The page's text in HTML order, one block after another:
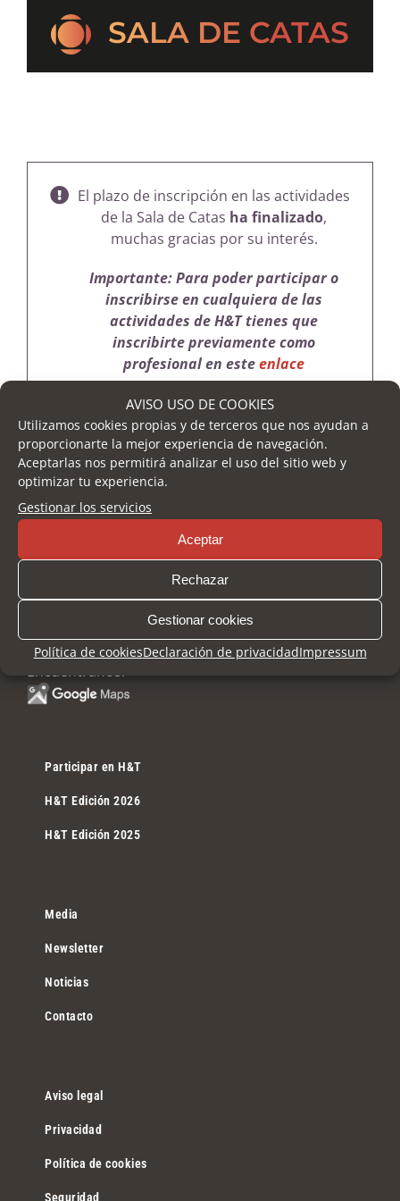
AVISO USO DE COOKIES
Utilizamos cookies propias y de terceros que nos ayudan a
proporcionarte la mejor experiencia de navegación.
Aceptarlas nos permitirá analizar el uso del sitio web y
optimizar tu experiencia.
Gestionar los servicios
Aceptar
Rechazar
Gestionar cookies
Política de cookiesDeclaración de privacidadImpressum
SALA DE CATAS
El plazo de inscripción en las actividades
de la Sala de Catas ha finalizado,
muchas gracias por su interés.
Importante: Para poder participar o
inscribirse en cualquiera de las
actividades de H&T tienes que
inscribirte previamente como
profesional en esteenlace
Ortega y Gasset, 201 – 29006 Málaga
+34 952 045 500|info@fycma.com
Encuéntranos:
Participar en H&T
H&T Edición 2026
H&T Edición 2025
Media
Newsletter
Noticias
Contacto
Aviso legal
Privacidad
Política de cookies
Seguridad